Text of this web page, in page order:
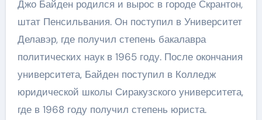
Джо Байден родился и вырос в городе Скрантон,
штат Пенсильвания. Он поступил в Университет
Делавэр, где получил степень бакалавра
политических наук в 1965 году. После окончания
университета, Байден поступил в Колледж
юридической школы Сиракузского университета,
где в 1968 году получил степень юриста.